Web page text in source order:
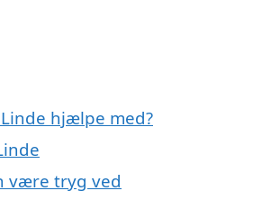
hjælpe med?
være tryg ved